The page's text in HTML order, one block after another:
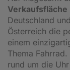
Verkaufsfläche
Deutschland
Österreich die
einem
Thema
rund um die